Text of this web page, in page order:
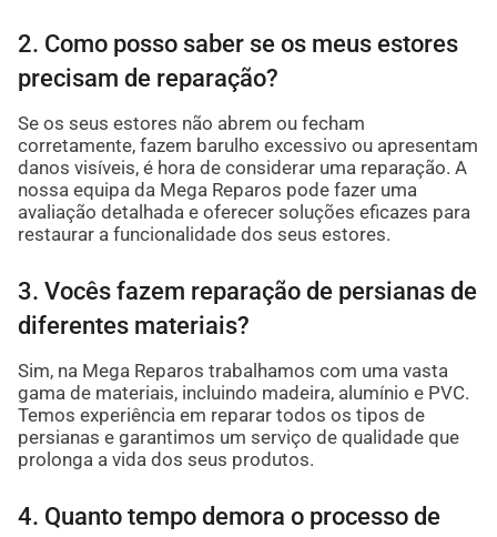
2. Como posso saber se os meus estores
precisam de reparação?
Se os seus estores não abrem ou fecham
corretamente, fazem barulho excessivo ou apresentam
danos visíveis, é hora de considerar uma reparação. A
nossa equipa da Mega Reparos pode fazer uma
avaliação detalhada e oferecer soluções eficazes para
restaurar a funcionalidade dos seus estores.
3. Vocês fazem reparação de persianas de
diferentes materiais?
Sim, na Mega Reparos trabalhamos com uma vasta
gama de materiais, incluindo madeira, alumínio e PVC.
Temos experiência em reparar todos os tipos de
persianas e garantimos um serviço de qualidade que
prolonga a vida dos seus produtos.
4. Quanto tempo demora o processo de